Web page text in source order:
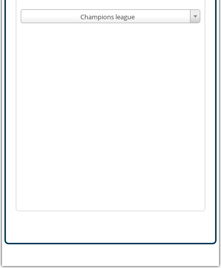
Champions league